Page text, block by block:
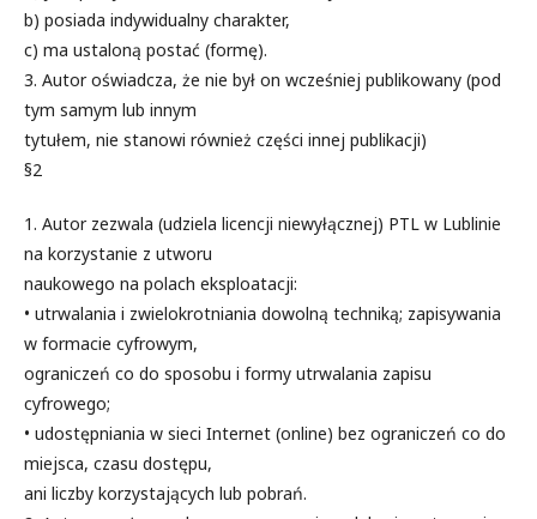
b) posiada indywidualny charakter,
c) ma ustaloną postać (formę).
3. Autor oświadcza, że nie był on wcześniej publikowany (pod
tym samym lub innym
tytułem, nie stanowi również części innej publikacji)
§2
1. Autor zezwala (udziela licencji niewyłącznej) PTL w Lublinie
na korzystanie z utworu
naukowego na polach eksploatacji:
• utrwalania i zwielokrotniania dowolną techniką; zapisywania
w formacie cyfrowym,
ograniczeń co do sposobu i formy utrwalania zapisu
cyfrowego;
• udostępniania w sieci Internet (online) bez ograniczeń co do
miejsca, czasu dostępu,
ani liczby korzystających lub pobrań.